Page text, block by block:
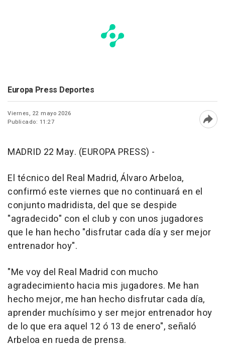
Europa Press Deportes
Viernes, 22 mayo 2026
Publicado: 11:27
MADRID 22 May. (EUROPA PRESS) -
El técnico del Real Madrid, Álvaro Arbeloa,
confirmó este viernes que no continuará en el
conjunto madridista, del que se despide
"agradecido" con el club y con unos jugadores
que le han hecho "disfrutar cada día y ser mejor
entrenador hoy".
"Me voy del Real Madrid con mucho
agradecimiento hacia mis jugadores. Me han
hecho mejor, me han hecho disfrutar cada día,
aprender muchísimo y ser mejor entrenador hoy
de lo que era aquel 12 ó 13 de enero", señaló
Arbeloa en rueda de prensa.